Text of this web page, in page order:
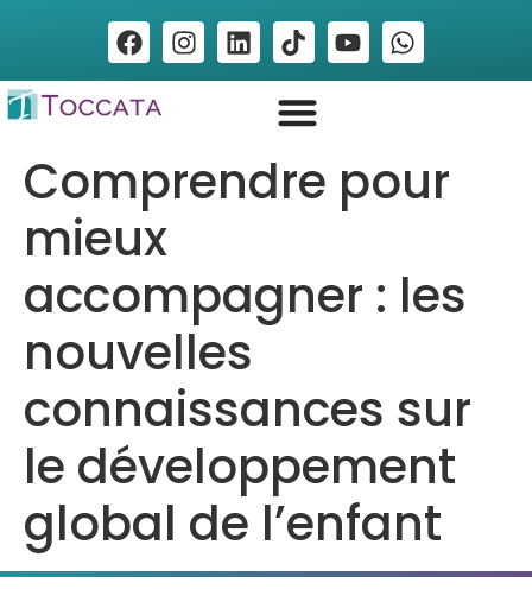
Comprendre pour
mieux
accompagner : les
nouvelles
connaissances sur
le développement
global de l’enfant